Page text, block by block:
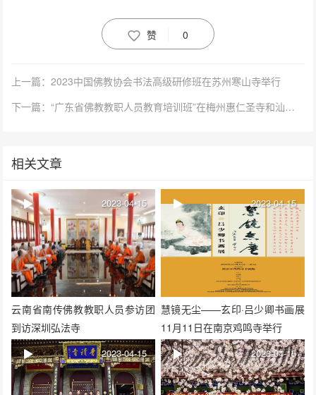
赞 0
上一篇：2023中国佛教协会书法高级研修班在苏州寒山寺举行
下一篇：“广东省佛教教职人员教育培训班”在梅州惠仁圣寺和汕尾定光寺开班
相关文章
云南省南传佛教教职人员参访团
到访深圳弘法寺
2023-04-15
慧镜无尘——玄印·吕少卿书画展
11月11日在南京鸡鸣寺举行
2023-04-15
2023-04-15 2023-04-15